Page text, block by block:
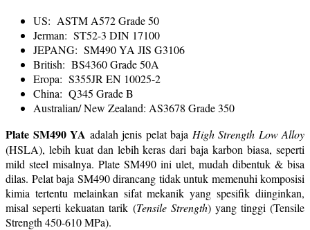
US: ASTM A572 Grade 50
Jerman: ST52-3 DIN 17100
JEPANG: SM490 YA JIS G3106
British: BS4360 Grade 50A
Eropa: S355JR EN 10025-2
China: Q345 Grade B
Australian/ New Zealand: AS3678 Grade 350
Plate SM490 YA adalah jenis pelat baja High Strength Low Alloy
(HSLA), lebih kuat dan lebih keras dari baja karbon biasa, seperti
mild steel misalnya. Plate SM490 ini ulet, mudah dibentuk & bisa
dilas. Pelat baja SM490 dirancang tidak untuk memenuhi komposisi
kimia tertentu melainkan sifat mekanik yang spesifik diinginkan,
misal seperti kekuatan tarik (Tensile Strength) yang tinggi (Tensile
Strength 450-610 MPa).